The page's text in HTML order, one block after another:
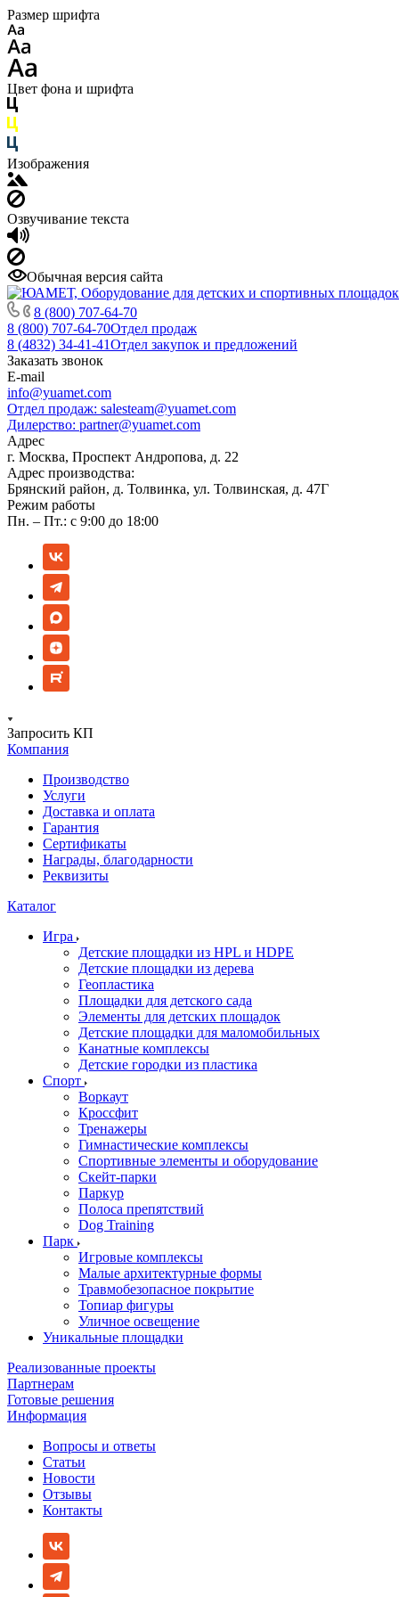
Размер шрифта
Цвет фона и шрифта
Изображения
Озвучивание текста
Обычная версия сайта
8 (800) 707-64-70
8 (800) 707-64-70Отдел продаж
8 (4832) 34-41-41Отдел закупок и предложений
Заказать звонок
E-mail
info@yuamet.com
Отдел продаж: salesteam@yuamet.com
Дилерство: partner@yuamet.com
Адрес
г. Москва, Проспект Андропова, д. 22
Адрес производства:
Брянский район, д. Толвинка, ул. Толвинская, д. 47Г
Режим работы
Пн. – Пт.: с 9:00 до 18:00
Запросить КП
Компания
Производство
Услуги
Доставка и оплата
Гарантия
Сертификаты
Награды, благодарности
Реквизиты
Каталог
Игра
Детские площадки из HPL и HDPE
Детские площадки из дерева
Геопластика
Площадки для детского сада
Элементы для детских площадок
Детские площадки для маломобильных
Канатные комплексы
Детские городки из пластика
Спорт
Воркаут
Кроссфит
Тренажеры
Гимнастические комплексы
Спортивные элементы и оборудование
Скейт-парки
Паркур
Полоса препятствий
Dog Training
Парк
Игровые комплексы
Малые архитектурные формы
Травмобезопасное покрытие
Топиар фигуры
Уличное освещение
Уникальные площадки
Реализованные проекты
Партнерам
Готовые решения
Информация
Вопросы и ответы
Статьи
Новости
Отзывы
Контакты